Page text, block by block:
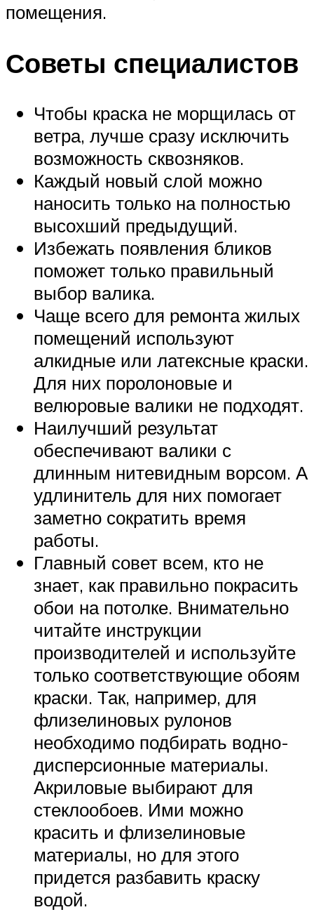
помещения.
Советы специалистов
Чтобы краска не морщилась от
ветра, лучше сразу исключить
возможность сквозняков.
Каждый новый слой можно
наносить только на полностью
высохший предыдущий.
Избежать появления бликов
поможет только правильный
выбор валика.
Чаще всего для ремонта жилых
помещений используют
алкидные или латексные краски.
Для них поролоновые и
велюровые валики не подходят.
Наилучший результат
обеспечивают валики с
длинным нитевидным ворсом. А
удлинитель для них помогает
заметно сократить время
работы.
Главный совет всем, кто не
знает, как правильно покрасить
обои на потолке. Внимательно
читайте инструкции
производителей и используйте
только соответствующие обоям
краски. Так, например, для
флизелиновых рулонов
необходимо подбирать водно-
дисперсионные материалы.
Акриловые выбирают для
стеклообоев. Ими можно
красить и флизелиновые
материалы, но для этого
придется разбавить краску
водой.